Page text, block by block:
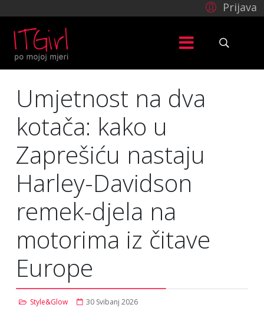
Prijava
Umjetnost na dva
kotača: kako u
Zaprešiću nastaju
Harley-Davidson
remek-djela na
motorima iz čitave
Europe
Style&Glow 30 Svibanj 2026